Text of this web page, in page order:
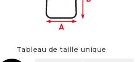
Tableau de taille unique